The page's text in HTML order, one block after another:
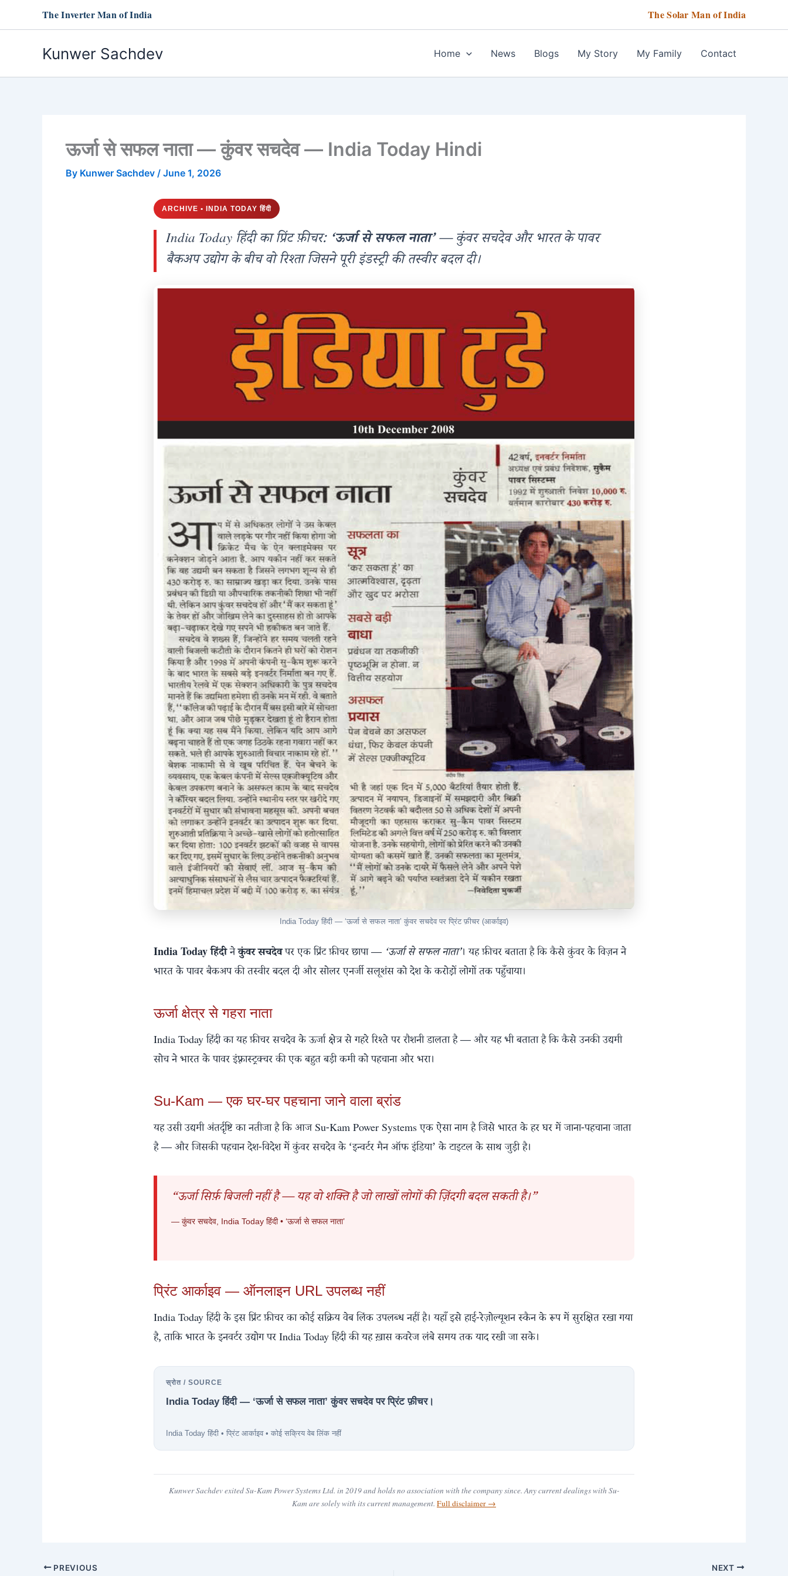
The Inverter Man of India The Solar Man of India
Kunwer Sachdev Home News Blogs My Story My Family Contact
ऊर्जा से सफल नाता — कुंवर सचदेव — India Today Hindi
By Kunwer Sachdev / June 1, 2026
ARCHIVE • INDIA TODAY हिंदी
India Today हिंदी का प्रिंट फ़ीचर: ‘ऊर्जा से सफल नाता’— कुंवर सचदेव और भारत के पावर
बैकअप उद्योग के बीच वो रिश्ता जिसने पूरी इंडस्ट्री की तस्वीर बदल दी।
India Today हिंदी — ‘ऊर्जा से सफल नाता’ कुंवर सचदेव पर प्रिंट फ़ीचर (आर्काइव)
India Today हिंदीनेकुंवर सचदेवपर एक प्रिंट फ़ीचर छापा — ‘ऊर्जा से सफल नाता’। यह फ़ीचर बताता है कि कैसे कुंवर के विज़न ने
भारत के पावर बैकअप की तस्वीर बदल दी और सोलर एनर्जी सलूशंस को देश के करोड़ों लोगों तक पहुँचाया।
ऊर्जा क्षेत्र से गहरा नाता
India Today हिंदी का यह फ़ीचर सचदेव के ऊर्जा क्षेत्र से गहरे रिश्ते पर रौशनी डालता है — और यह भी बताता है कि कैसे उनकी उद्यमी
सोच ने भारत के पावर इंफ़्रास्ट्रक्चर की एक बहुत बड़ी कमी को पहचाना और भरा।
Su-Kam — एक घर-घर पहचाना जाने वाला ब्रांड
यह उसी उद्यमी अंतर्दृष्टि का नतीजा है कि आज Su-Kam Power Systems एक ऐसा नाम है जिसे भारत के हर घर में जाना-पहचाना जाता
है — और जिसकी पहचान देश-विदेश में कुंवर सचदेव के ‘इन्वर्टर मैन ऑफ इंडिया’ के टाइटल के साथ जुड़ी है।
“ऊर्जा सिर्फ़ बिजली नहीं है — यह वो शक्ति है जो लाखों लोगों की ज़िंदगी बदल सकती है।”
— कुंवर सचदेव, India Today हिंदी • ‘ऊर्जा से सफल नाता’
प्रिंट आर्काइव — ऑनलाइन URL उपलब्ध नहीं
India Today हिंदी के इस प्रिंट फ़ीचर का कोई सक्रिय वेब लिंक उपलब्ध नहीं है। यहाँ इसे हाई-रेज़ोल्यूशन स्कैन के रूप में सुरक्षित रखा गया
है, ताकि भारत के इनवर्टर उद्योग पर India Today हिंदी की यह ख़ास कवरेज लंबे समय तक याद रखी जा सके।
स्रोत / SOURCE
India Today हिंदी — ‘ऊर्जा से सफल नाता’ कुंवर सचदेव पर प्रिंट फ़ीचर।
India Today हिंदी • प्रिंट आर्काइव • कोई सक्रिय वेब लिंक नहीं
Kunwer Sachdev exited Su-Kam Power Systems Ltd. in 2019 and holds no association with the company since. Any current dealings with Su-
Kam are solely with its current management. Full disclaimer →
PREVIOUS NEXT